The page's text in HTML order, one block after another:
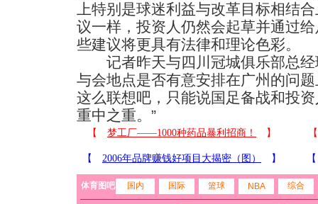
上特别是球迷利益与改革目标相结
议一样，投资人仍然会起草并通过
些建议将更具有法律和理论色彩。
记者昨天与四川冠城俱乐部总经
与会地点是否有意安排在广州的问
这么联想吧，只能说国足备战和投
重中之重。”
体育图吧 国内 国际 篮球 NBA 综合